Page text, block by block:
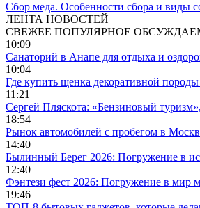
Сбор меда. Особенности сбора и виды
ЛЕНТА НОВОСТЕЙ
СВЕЖЕЕ ПОПУЛЯРНОЕ
10:09
Санаторий в Анапе для отдыха и
10:04
Где купить щенка декоративной
11:21
Сергей Пляскота: «Бензиновый
18:54
Рынок автомобилей с пробегом в
14:40
Былинный Берег 2026: Погружение в
12:40
Фэнтези фест 2026: Погружение в мир
19:46